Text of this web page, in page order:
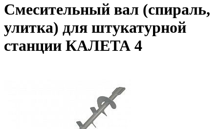
Смесительный вал (спираль,
улитка) для штукатурной
станции КАЛЕТА 4